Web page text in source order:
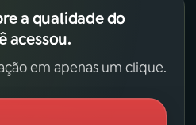
a qualidade do
acessou.
em apenas um clique.